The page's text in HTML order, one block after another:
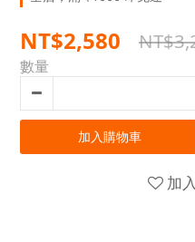
NT$2,580
數量
加入購物車
加